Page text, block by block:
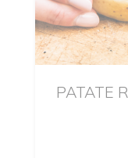
PATATE